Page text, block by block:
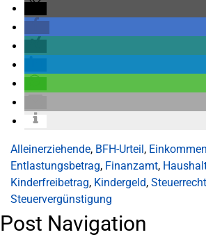
Alleinerziehende, BFH-Urteil,
Entlastungsbetrag, Finanzamt,
Kinderfreibetrag, Kindergeld, Steuerrecht
Steuervergünstigung
Post Navigation